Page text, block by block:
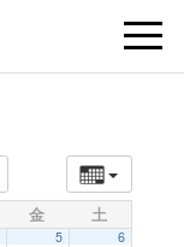
t
金 土
5 6